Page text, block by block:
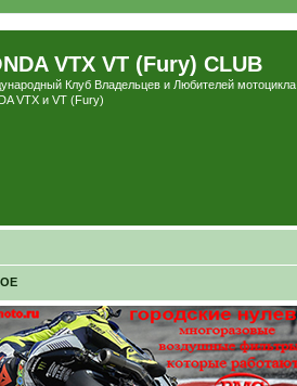
VTX VT (Fury) CLUB
Клуб Владельцев и Любителей мотоцикла
VTX и VT (Fury)